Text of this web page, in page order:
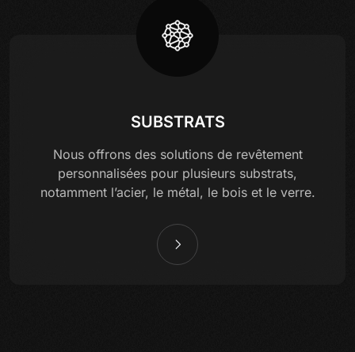
SUBSTRATS
Nous offrons des solutions de revêtement
personnalisées pour plusieurs substrats,
notamment l’acier, le métal, le bois et le verre.